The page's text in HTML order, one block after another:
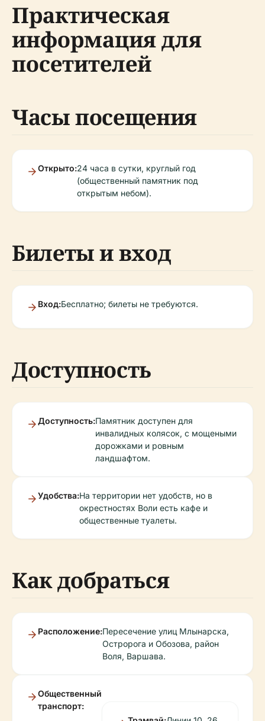
Практическая
информация для
посетителей
Часы посещения
Открыто:24 часа в сутки, круглый год
(общественный памятник под
открытым небом).
Билеты и вход
Вход:Бесплатно; билеты не требуются.
Доступность
Доступность:Памятник доступен для
инвалидных колясок, с мощеными
дорожками и ровным
ландшафтом.
Удобства:На территории нет удобств, но в
окрестностях Воли есть кафе и
общественные туалеты.
Как добраться
Расположение:Пересечение улиц Млынарска,
Остророга и Обозова, район
Воля, Варшава.
Общественный
транспорт: